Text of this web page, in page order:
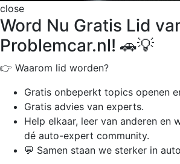
close
Word Nu Gratis Lid
Problemcar.nl! 🚗💡
👉 Waarom lid worden?
Gratis onbeperkt topics openen
Gratis advies van experts.
Help elkaar, leer van anderen en
dé auto-expert community.
💬 Samen staan we sterker in